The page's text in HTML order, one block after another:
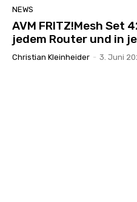
NEWS
AVM FRITZ!Mesh Set
jedem Router und in
Christian Kleinheider - 3. Juni